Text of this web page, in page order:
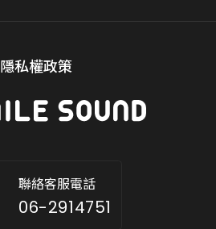
隱私權政策
聯絡客服電話
06-2914751